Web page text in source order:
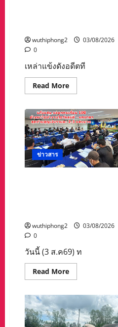
ศึกษา
มัธยมศึกษา
wuthiphong2
03/08/2026
0
เหล่าแข้งดังอดีตที
Read MoreRead
more
แข้ง
ดัง
ทีม
ชาติ
ยุค
บุกเบิก
“วัด
สุ
ทธิฯ”
ถิ่น
ข่าวสาร
wuthiphong2
03/08/2026
0
วันนี้ (3 ส.ค69) ท
Read MoreRead
more
มงกุฎ
แสบ
หลอก